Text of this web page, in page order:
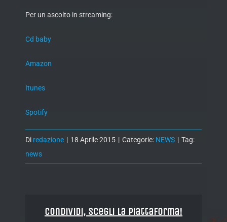
Per un ascolto in streaming:
Cd baby
Amazon
Itunes
Spotify
Di redazione | 18 Aprile 2015 | Categorie: NEWS | Tag:
news
Condividi, Scegli la piattaforma!